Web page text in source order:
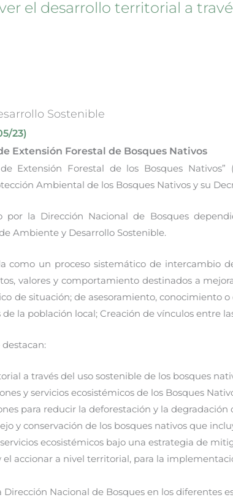
el desarrollo territorial a
Sostenible
23)
Extensión Forestal de Bosques Nativos
Extensión Forestal de los Bosques
Ambiental de los Bosques Nativos y su
por la Dirección Nacional de Bosques
Ambiente y Desarrollo Sostenible.
como un proceso sistemático de intercambio
valores y comportamiento destinados a
de situación; de asesoramiento, conocimiento
de la población local; Creación de vínculos entre
a través del uso sostenible de los bosques
y servicios ecosistémicos de los Bosques
para reducir la deforestación y la degradación
y conservación de los bosques nativos que
ecosistémicos bajo una estrategia de
el accionar a nivel territorial, para la
Nacional de Bosques en los diferentes